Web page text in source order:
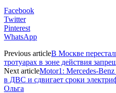
Facebook
Twitter
Pinterest
WhatsApp
Previous articleВ Москве
тротуарах в зоне действия
Next articleMotor1: Mercedes-
в ДВС и сдвигает сроки
Ольга